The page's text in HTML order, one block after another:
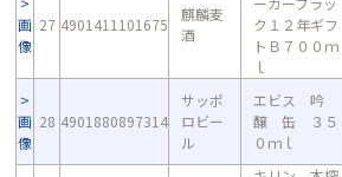
画
像
27 4901411101675
麒麟麦
酒
ク１２年ギフ
トＢ７００ｍ
ｌ
画
像
28 4901880897314
サッポ
ロビー
ル
エビス 吟
醸 缶 ３５
０ｍｌ